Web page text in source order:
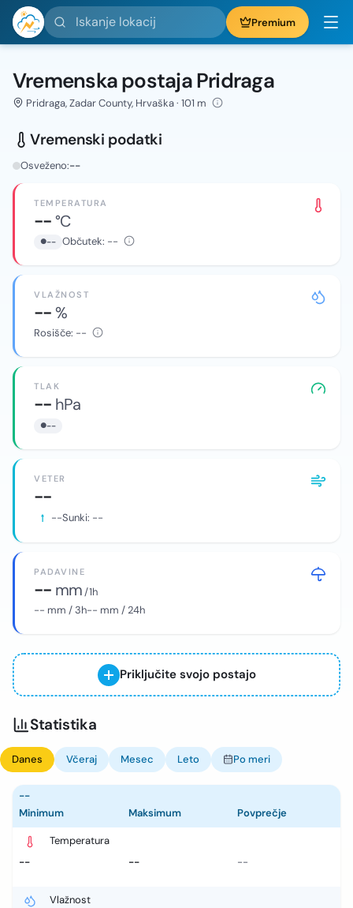
Iskanje lokacij Premium
Vremenska postaja Pridraga
Pridraga, Zadar County, Hrvaška · 101 m
Vremenski podatki
Osveženo:--
TEMPERATURA
--°C
-- Občutek: --
VLAŽNOST
--%
Rosišče: --
TLAK
-- hPa
--
VETER
--
--Sunki: --
PADAVINE
-- mm/ 1h
-- mm / 3h-- mm / 24h
Priključite svojo postajo
Statistika
Danes Včeraj Mesec Leto Po meri
--
Minimum
Maksimum Povprečje
Temperatura
--
-- --
Vlažnost